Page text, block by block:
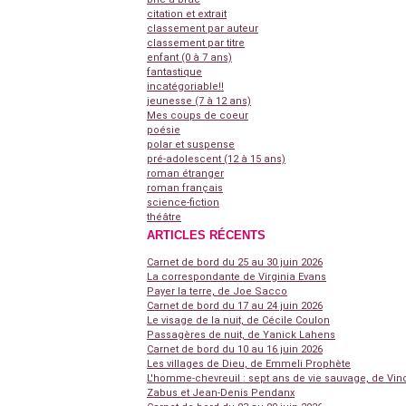
citation et extrait
classement par auteur
classement par titre
enfant (0 à 7 ans)
fantastique
incatégoriable!!
jeunesse (7 à 12 ans)
Mes coups de coeur
poésie
polar et suspense
pré-adolescent (12 à 15 ans)
roman étranger
roman français
science-fiction
théâtre
ARTICLES RÉCENTS
Carnet de bord du 25 au 30 juin 2026
La correspondante de Virginia Evans
Payer la terre, de Joe Sacco
Carnet de bord du 17 au 24 juin 2026
Le visage de la nuit, de Cécile Coulon
Passagères de nuit, de Yanick Lahens
Carnet de bord du 10 au 16 juin 2026
Les villages de Dieu, de Emmeli Prophète
L'homme-chevreuil : sept ans de vie sauvage, de
Zabus et Jean-Denis Pendanx